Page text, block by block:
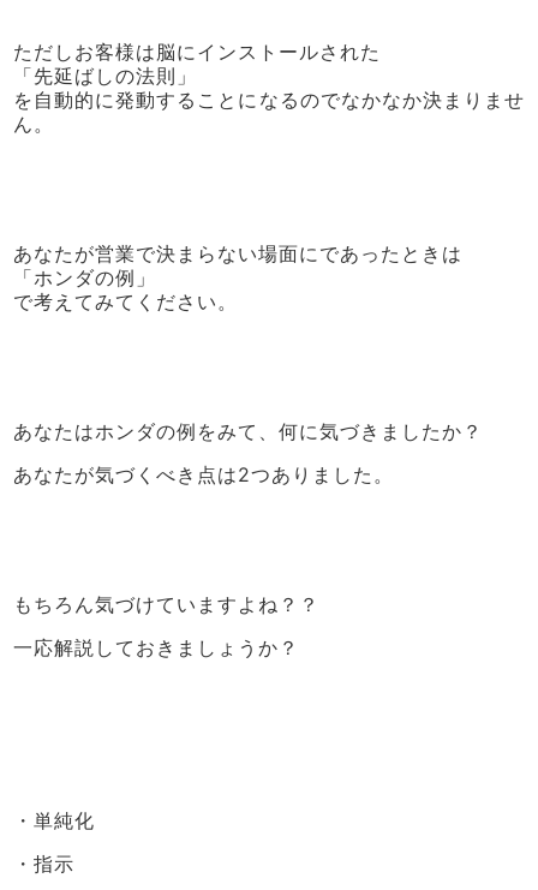
ただしお客様は脳にインストールされた
「先延ばしの法則」
を自動的に発動することになるのでなかなか決まりませ
ん。
あなたが営業で決まらない場面にであったときは
「ホンダの例」
で考えてみてください。
あなたはホンダの例をみて、何に気づきましたか？
あなたが気づくべき点は2つありました。
もちろん気づけていますよね？？
一応解説しておきましょうか？
・単純化
・指示